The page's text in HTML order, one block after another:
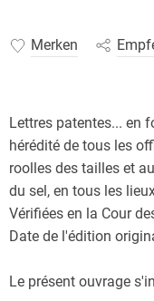
Merken
Lettres patentes... en
hérédité de tous les
roolles des tailles et
du sel, en tous les
Vérifiées en la Cour
Date de l'édition
Le présent ouvrage